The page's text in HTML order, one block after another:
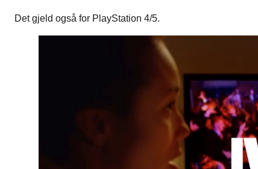
Det gjeld også for PlayStation 4/5.